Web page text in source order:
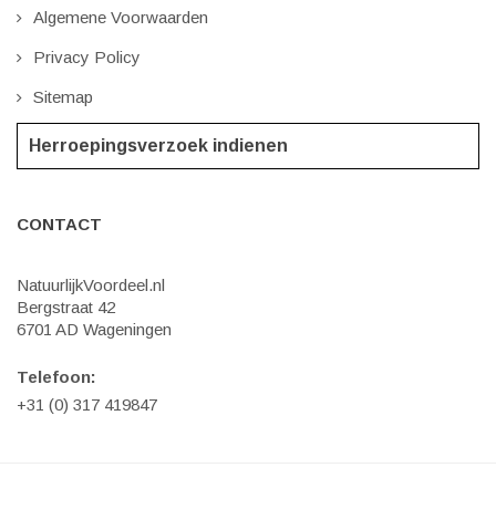
Algemene Voorwaarden
Privacy Policy
Sitemap
Herroepingsverzoek indienen
CONTACT
NatuurlijkVoordeel.nl
Bergstraat 42
6701 AD Wageningen
Telefoon:
+31 (0) 317 419847